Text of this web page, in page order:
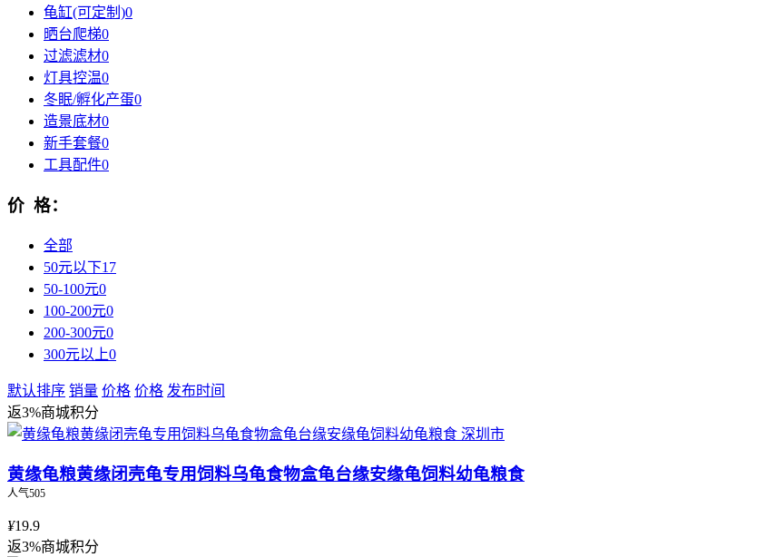
龟缸(可定制)0
晒台爬梯0
过滤滤材0
灯具控温0
冬眠/孵化产蛋0
造景底材0
新手套餐0
工具配件0
价 格：
全部
50元以下17
50-100元0
100-200元0
200-300元0
300元以上0
默认排序 销量 价格 价格 发布时间
返3%商城积分
深圳市
黄缘龟粮黄缘闭壳龟专用饲料乌龟食物盒龟台缘安缘龟饲料幼龟粮食
人气505
¥19.9
返3%商城积分